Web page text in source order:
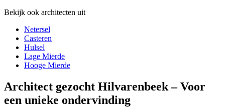
Bekijk ook architecten uit
Netersel
Casteren
Hulsel
Lage Mierde
Hooge Mierde
Architect gezocht Hilvarenbeek – Voor
een unieke ondervinding